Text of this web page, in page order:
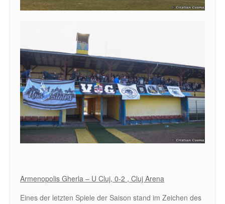
Armenopolis Gherla – U Cluj, 0-2 , Cluj Arena
Eines der letzten Spiele der Saison stand im Zeichen des